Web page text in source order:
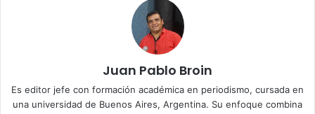
Juan Pablo Broin
Es editor jefe con formación académica en periodismo, cursada en
una universidad de Buenos Aires, Argentina. Su enfoque combina